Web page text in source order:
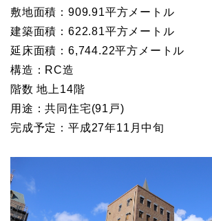
敷地面積：909.91平方メートル
建築面積：622.81平方メートル
延床面積：6,744.22平方メートル
構造：RC造
階数 地上14階
用途：共同住宅(91戸)
完成予定：平成27年11月中旬